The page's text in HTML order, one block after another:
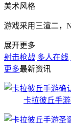
美术风格
游戏采用三渲二，
展开更多
射击枪战 多人在线
更多最新资讯
卡拉彼丘手